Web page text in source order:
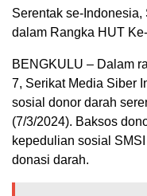
Serentak se-
dalam Rangka HUT
BENGKULU – Dalam
7, Serikat Media Siber
sosial donor darah
(7/3/2024). Baksos
kepedulian sosial
donasi darah.